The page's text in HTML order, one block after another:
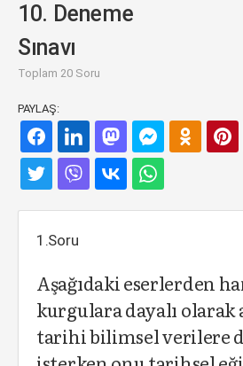
10. Deneme
Sınavı
Toplam 20 Soru
PAYLAŞ:
1.Soru
Aşağıdaki eserlerden
kurgulara dayalı olarak
tarihi bilimsel verilere